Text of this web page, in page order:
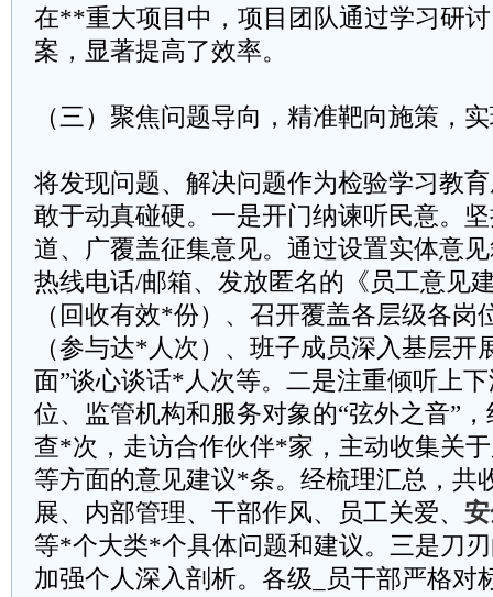
在**重大项目中，项目团队通过学习研
案，显著提高了效率。
（三）聚焦问题导向，精准靶向施策，
将发现问题、解决问题作为检验学习教
敢于动真碰硬。一是开门纳谏听民意。
道、广覆盖征集意见。通过设置实体意
热线电话/邮箱、发放匿名的《员工意见
（回收有效*份）、召开覆盖各层级各岗
（参与达*人次）、班子成员深入基层开
面”谈心谈话*人次等。二是注重倾听上
位、监管机构和服务对象的“弦外之音”
查*次，走访合作伙伴*家，主动收集关
等方面的意见建议*条。经梳理汇总，共
展、内部管理、干部作风、员工关爱、
等*个大类*个具体问题和建议。三是刀
加强个人深入剖析。各级_员干部严格对